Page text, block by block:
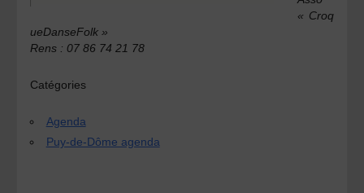
« Croq
ueDanseFolk »
Rens : 07 86 74 21 78
Catégories
Agenda
Puy-de-Dôme agenda